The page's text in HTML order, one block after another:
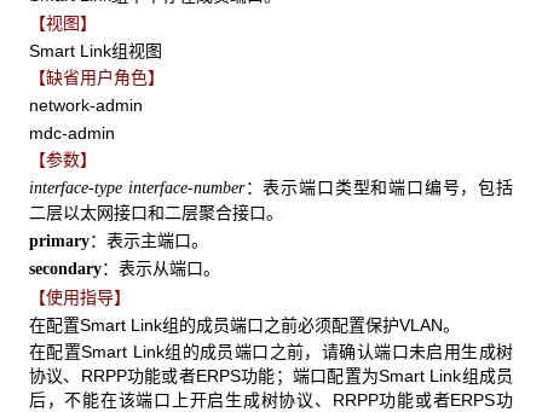
【视图】
Smart Link组视图
【缺省用户角色】
network-admin
mdc-admin
【参数】
interface-type interface-number：表示端口类型和端口编号，包括
二层以太网接口和二层聚合接口。
primary：表示主端口。
secondary：表示从端口。
【使用指导】
在配置Smart Link组的成员端口之前必须配置保护VLAN。
在配置Smart Link组的成员端口之前，请确认端口未启用生成树
协议、RRPP功能或者ERPS功能；端口配置为Smart Link组成员
后，不能在该端口上开启生成树协议、RRPP功能或者ERPS功